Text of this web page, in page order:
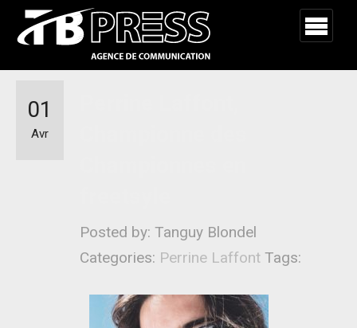
Posted by: Tanguy Blondel
Categories: Perrine Laffont Tags:
01
Avr